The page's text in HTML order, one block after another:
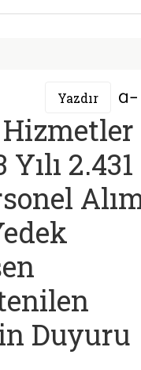
Yazdır
2.431
Duyuru